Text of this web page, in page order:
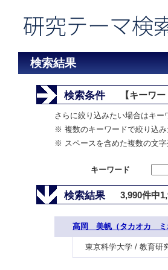
検索結果
検索条件 【キーワー
さらに絞り込みたい場合はキー
※ 複数のキーワードで絞り込み
※ スペースを含めた複数の文字
キーワード
検索結果 3,990件中
髙岡 美帆（タカオカ ミ
東京科学大学 / 教育研